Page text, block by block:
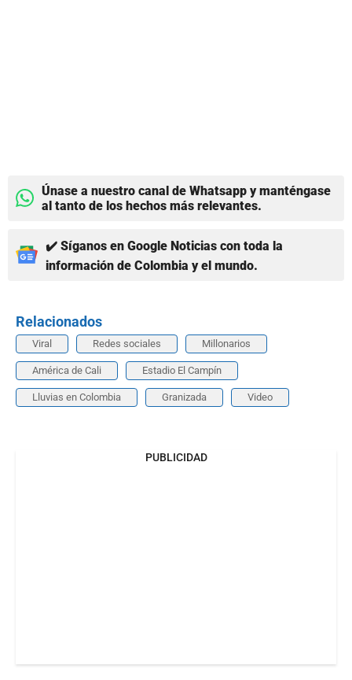
Únase a nuestro canal de Whatsapp y manténgase
al tanto de los hechos más relevantes.
✔️ Síganos en Google Noticias con toda la
información de Colombia y el mundo.
Relacionados
Viral Redes sociales Millonarios
América de Cali Estadio El Campín
Lluvias en Colombia Granizada Video
PUBLICIDAD